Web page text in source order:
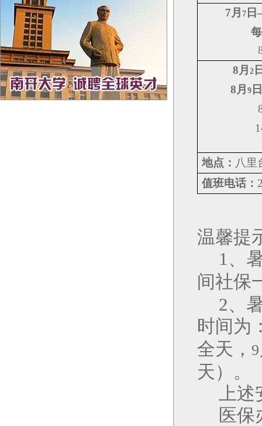
7 月 7
8 月 2
8 月 9
地点： 八里
值班电话：
温馨提
1、
间社保
2、
时间为
全天， 9
天）。
上述
医保